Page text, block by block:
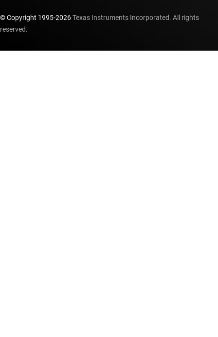
© Copyright 1995-2026Texas Instruments Incorporated. All rights
reserved.